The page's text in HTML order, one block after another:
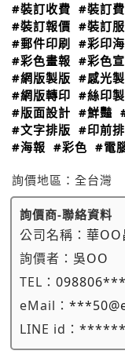
#裝訂收費 #裝訂費
#裝訂報價 #裝訂
#郵件印刷
#彩印
#彩色畫報 #彩色
#網版製版 #感光
#網版轉印 #絲印
#版面設計 #鮮豔
#文字排版 #印前
#海報 #彩色 #電
詢價地區： 全台灣
詢價商-聯絡資料
公司名稱： 華OO
詢價者： 吳OO
TEL：
eMail：
LINE id： ******